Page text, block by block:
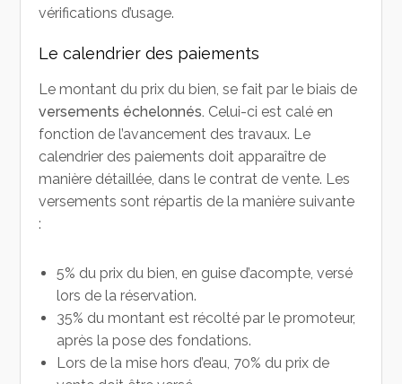
vérifications d’usage.
Le calendrier des paiements
Le montant du prix du bien, se fait par le biais de
versements échelonnés. Celui-ci est calé en
fonction de l’avancement des travaux. Le
calendrier des paiements doit apparaître de
manière détaillée, dans le contrat de vente. Les
versements sont répartis de la manière suivante
:
5% du prix du bien, en guise d’acompte, versé
lors de la réservation.
35% du montant est récolté par le promoteur,
après la pose des fondations.
Lors de la mise hors d’eau, 70% du prix de